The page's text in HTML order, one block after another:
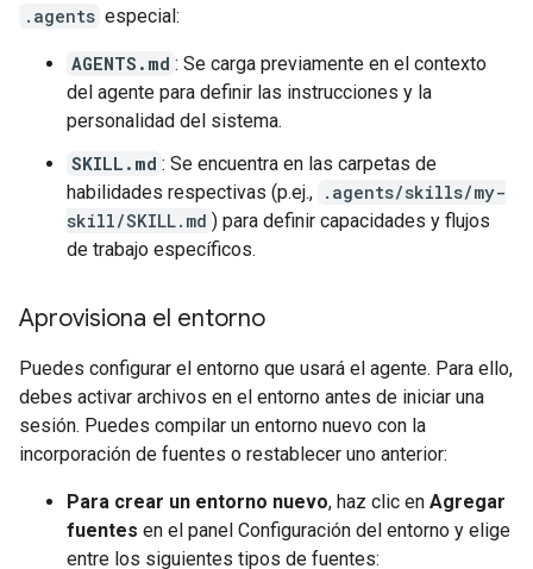
.agents especial:
AGENTS.md : Se carga previamente en el contexto
del agente para definir las instrucciones y la
personalidad del sistema.
SKILL.md : Se encuentra en las carpetas de
habilidades respectivas (p.ej., .agents/skills/my-
skill/SKILL.md ) para definir capacidades y flujos
de trabajo específicos.
Aprovisiona el entorno
Puedes configurar el entorno que usará el agente. Para ello,
debes activar archivos en el entorno antes de iniciar una
sesión. Puedes compilar un entorno nuevo con la
incorporación de fuentes o restablecer uno anterior:
Para crear un entorno nuevo, haz clic en Agregar
fuentes en el panel Configuración del entorno y elige
entre los siguientes tipos de fuentes: